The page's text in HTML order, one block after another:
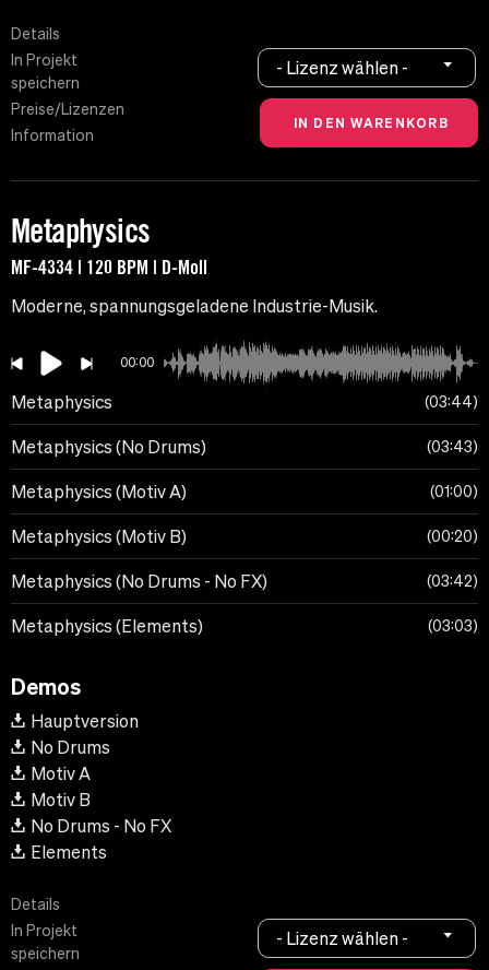
Details
In Projekt
speichern
Preise/Lizenzen
Information
- Lizenz wählen -
Metaphysics
MF-4334 | 120 BPM | D-Moll
Moderne, spannungsgeladene Industrie-Musik.
00:00
Metaphysics 03:44
Metaphysics (No Drums) 03:43
Metaphysics (Motiv A) 01:00
Metaphysics (Motiv B) 00:20
Metaphysics (No Drums - No FX) 03:42
Metaphysics (Elements) 03:03
Demos
Hauptversion
No Drums
Motiv A
Motiv B
No Drums - No FX
Elements
Details
In Projekt
speichern
- Lizenz wählen -